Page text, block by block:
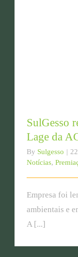
SulGesso
Lage da
By Sulgesso |
Notícias,
Empresa foi
ambientais e
A [...]